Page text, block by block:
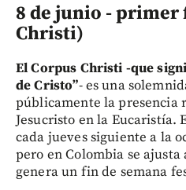
8 de junio - primer
Christi)
El Corpus Christi -que
de Cristo”- es una
públicamente la presencia
Jesucristo en la Eucaristía.
cada jueves siguiente a la
pero en Colombia se ajusta
genera un fin de semana